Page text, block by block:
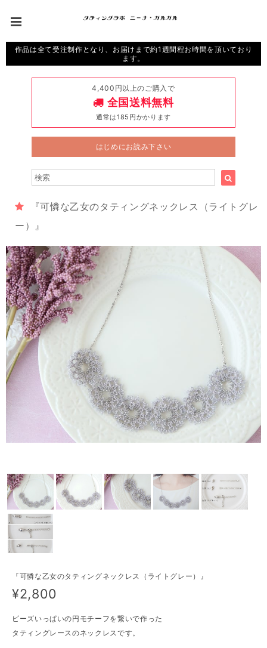
作品は全て受注制作となり、お届けまで約1週間程お時間を頂いており
ます。
4,400円以上のご購入で
全国送料無料
通常は185円かかります
はじめにお読み下さい
『可憐な乙女のタティングネックレス（ライトグレ
ー）』
『可憐な乙女のタティングネックレス（ライトグレー）』
¥2,800
ビーズいっぱいの円モチーフを繋いで作った
タティングレースのネックレスです。